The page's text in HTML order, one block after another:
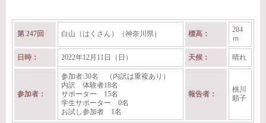
第 247回 白山（はくさん）（神奈川県） 標高：
284
ｍ
日時： 2022年12月11日（日） 天候： 晴れ
参加者：
参加者:30名 （内訳は重複あり）
内訳 体験者18名
サポーター 15名
学生サポーター 0名
お試し参加者 1名
報告者：
桃川
順子